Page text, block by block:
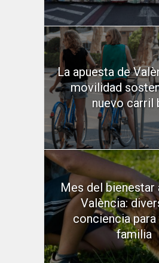
La apuesta de
movilidad
nuevo carril
Mes del bienestar
València:
conciencia
familia